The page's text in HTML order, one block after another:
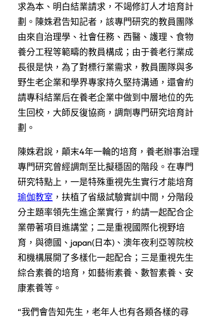
求為本、明白結業請求，不竭修訂人才培育計
劃。陳姝君告知記者，該專門研究的教員團隊
由來自治理學、社會任務、西醫、護理、食物
養分工程等範疇的教員構成；由于養老行業成
長很是快，為了對標行業需求，教員團隊與多
野生老企業和學界專家持久堅持溝通，還會約
請專科結業后在養老企業中做到中層地位的先
生回校，大師反復協商，調劑專門研究培育計
劃。
陳姝君說，顛末4年一輪的培育，養老辦事治理
專門研究曾經調劑至比擬穩固的階段。在專門
研究特點上，一是特殊重視先生實行才能培育
瑜伽教室 ，扶植了省級試驗實訓中間，分階段
分主題率領先生進企業實行，約請一起配合企
業帶著項目進講堂；二是重視國際化視野培
育，與德國、japan(日本)、澳年夜利亞等院校
和機構展開了多樣化一起配合；三是重視先生
綜合素養的培育，如藝術素養、數智素養、安
康素養等。
“我們會告知先生，老年人也有各類各樣的尋